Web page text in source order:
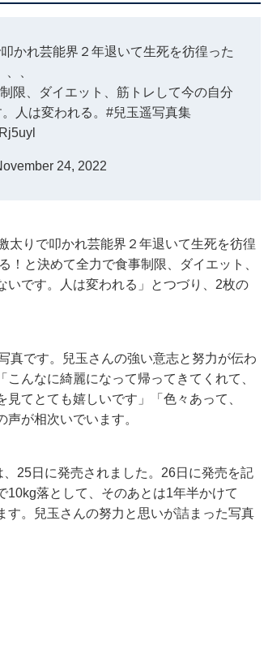
かれ芸能界２年退いて生死を彷徨った
、
限、ダイエット、筋トレして今の自分
人は変われる。 #兒玉遥写真集
24, 2022
太りで叩かれ芸能界２年退いて生死を彷徨
と決めて全力で食事制限、ダイエット、
です。人は変われる」とつづり、2枚の
真です。兒玉さんの強い意志と努力が伝わ
んなに綺麗になって帰ってきてくれて、
てとても嬉しいです」「色々あって、
が相次いでいます。
25日に発売されました。26日に発売を記
落として、そのあとは1年半かけて
。兒玉さんの努力と思いが詰まった写真